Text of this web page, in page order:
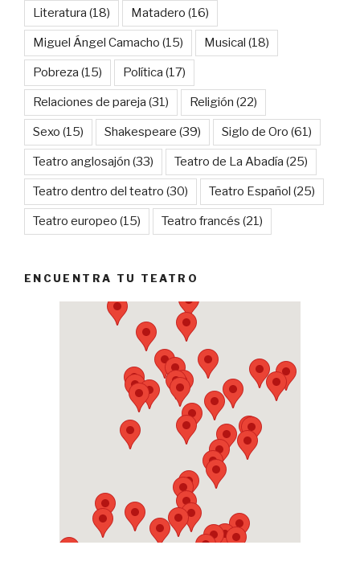
Literatura (18) Matadero (16)
Miguel Ángel Camacho (15) Musical (18)
Pobreza (15) Política (17)
Relaciones de pareja (31) Religión (22)
Sexo (15) Shakespeare (39) Siglo de Oro (61)
Teatro anglosajón (33) Teatro de La Abadía (25)
Teatro dentro del teatro (30) Teatro Español (25)
Teatro europeo (15) Teatro francés (21)
ENCUENTRA TU TEATRO